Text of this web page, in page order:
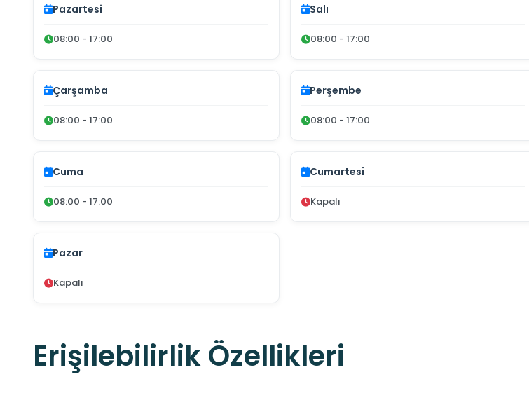
Pazartesi
08:00 - 17:00
Salı
08:00 - 17:00
Çarşamba
08:00 - 17:00
Perşembe
08:00 - 17:00
Cuma
08:00 - 17:00
Cumartesi
Kapalı
Pazar
Kapalı
Erişilebilirlik Özellikleri